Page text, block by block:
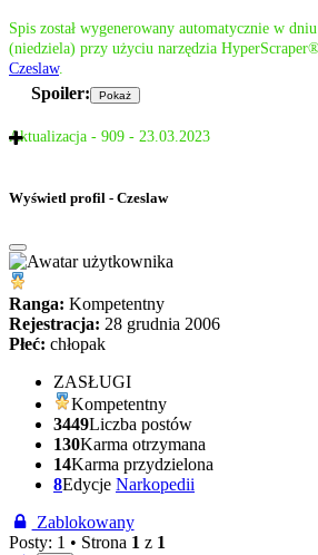
Spis został wygenerowany automatycznie w
(niedziela) przy użyciu narzędzia
Czeslaw.
Spoiler:
Aktualizacja - 909 - 23.03.2023
Wyświetl profil - Czeslaw
Ranga: Kompetentny
Rejestracja: 28 grudnia 2006
Płeć: chłopak
ZASŁUGI
Kompetentny
3449Liczba postów
130Karma otrzymana
14Karma przydzielona
8Edycje Narkopedii
Zablokowany
Posty: 1 • Strona 1 z 1